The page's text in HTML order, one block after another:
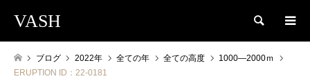
VASH 検索
ブログ 2022年 全ての年 全ての高度
1000―2000ｍ
ERUPTION ID：22-0181